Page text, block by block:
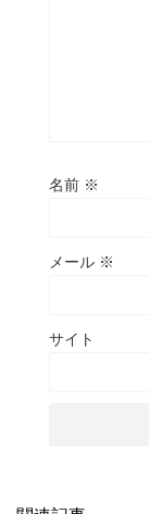
名前 ※
メール ※
サイト